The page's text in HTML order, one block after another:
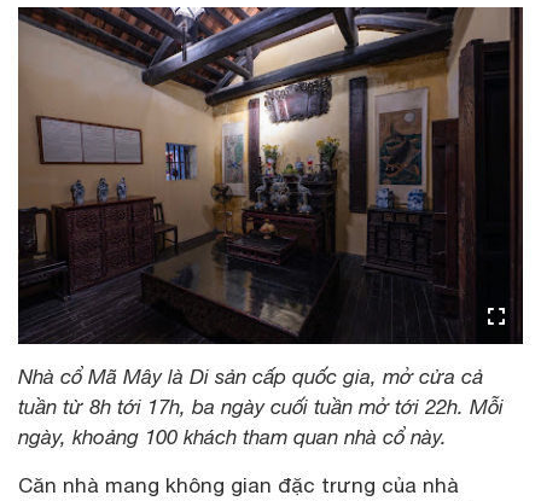
Nhà cổ Mã Mây là Di sản cấp quốc gia, mở cửa cả
tuần từ 8h tới 17h, ba ngày cuối tuần mở tới 22h. Mỗi
ngày, khoảng 100 khách tham quan nhà cổ này.
Căn nhà mang không gian đặc trưng của nhà